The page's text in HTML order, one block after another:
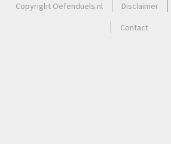
Copyright Oefenduels.nl Disclaimer
Contact